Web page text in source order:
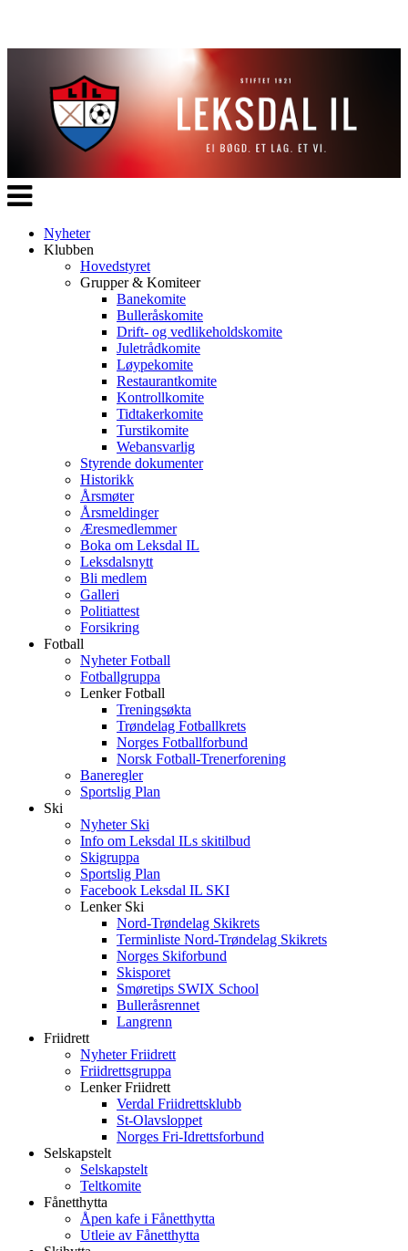
Veksle
navigasjon
Nyheter
Klubben
Hovedstyret
Grupper & Komiteer
Banekomite
Bulleråskomite
Drift- og vedlikeholdskomite
Juletrådkomite
Løypekomite
Restaurantkomite
Kontrollkomite
Tidtakerkomite
Turstikomite
Webansvarlig
Styrende dokumenter
Historikk
Årsmøter
Årsmeldinger
Æresmedlemmer
Boka om Leksdal IL
Leksdalsnytt
Bli medlem
Galleri
Politiattest
Forsikring
Fotball
Nyheter Fotball
Fotballgruppa
Lenker Fotball
Treningsøkta
Trøndelag Fotballkrets
Norges Fotballforbund
Norsk Fotball-Trenerforening
Baneregler
Sportslig Plan
Ski
Nyheter Ski
Info om Leksdal ILs skitilbud
Skigruppa
Sportslig Plan
Facebook Leksdal IL SKI
Lenker Ski
Nord-Trøndelag Skikrets
Terminliste Nord-Trøndelag Skikrets
Norges Skiforbund
Skisporet
Smøretips SWIX School
Bulleråsrennet
Langrenn
Friidrett
Nyheter Friidrett
Friidrettsgruppa
Lenker Friidrett
Verdal Friidrettsklubb
St-Olavsloppet
Norges Fri-Idrettsforbund
Selskapstelt
Selskapstelt
Teltkomite
Fånetthytta
Åpen kafe i Fånetthytta
Utleie av Fånetthytta